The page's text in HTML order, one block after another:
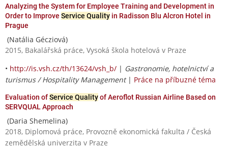
Analyzing the System for Employee Training and Development in
Order to Improve Service Quality in Radisson Blu Alcron Hotel in
Prague
(Natália Gécziová)
2015, Bakalářská práce, Vysoká škola hotelová v Praze
• http://is.vsh.cz/th/13624/vsh_b/ | Gastronomie, hotelnictví a
turismus / Hospitality Management| Práce na příbuzné téma
Evaluation ofService Qualityof Aeroflot Russian Airline Based on
SERVQUAL Approach
(Daria Shemelina)
2018, Diplomová práce, Provozně ekonomická fakulta / Česká
zemědělská univerzita v Praze